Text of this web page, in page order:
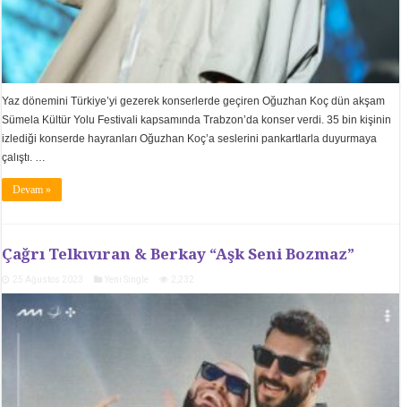
Yaz dönemini Türkiye’yi gezerek konserlerde geçiren Oğuzhan Koç dün akşam
Sümela Kültür Yolu Festivali kapsamında Trabzon’da konser verdi. 35 bin kişinin
izlediği konserde hayranları Oğuzhan Koç’a seslerini pankartlarla duyurmaya
çalıştı. …
Devam »
Çağrı Telkıvıran & Berkay “Aşk Seni Bozmaz”